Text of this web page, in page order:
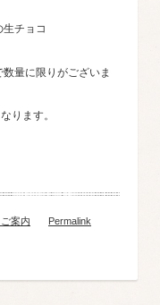
チョコ
量に限りがございま
ります。
案内
Permalink